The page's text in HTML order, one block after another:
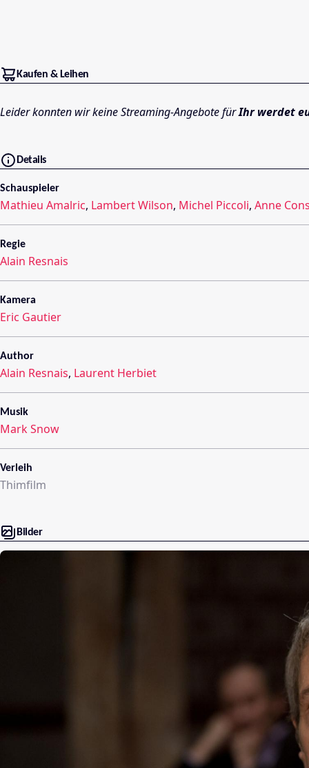
Kaufen & Leihen
Leider konnten wir keine Streaming-Angebote fürIhr werdet
Details
Schauspieler
Mathieu Amalric, Lambert Wilson, Michel Piccoli, Anne
Regie
Alain Resnais
Kamera
Eric Gautier
Author
Alain Resnais, Laurent Herbiet
Musik
Mark Snow
Verleih
Thimfilm
Bilder